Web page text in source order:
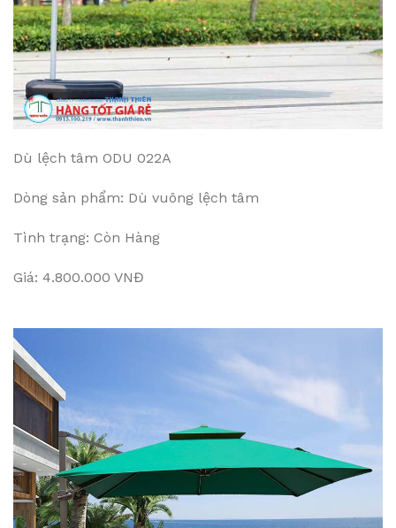
Dù lệch tâm ODU 022A
Dòng sản phẩm: Dù vuông lệch tâm
Tình trạng: Còn Hàng
Giá: 4.800.000 VNĐ